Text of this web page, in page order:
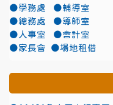
●學務處
●輔導室
●總務處
●導師室
●人事室
●會計室
●家長會
●場地租借